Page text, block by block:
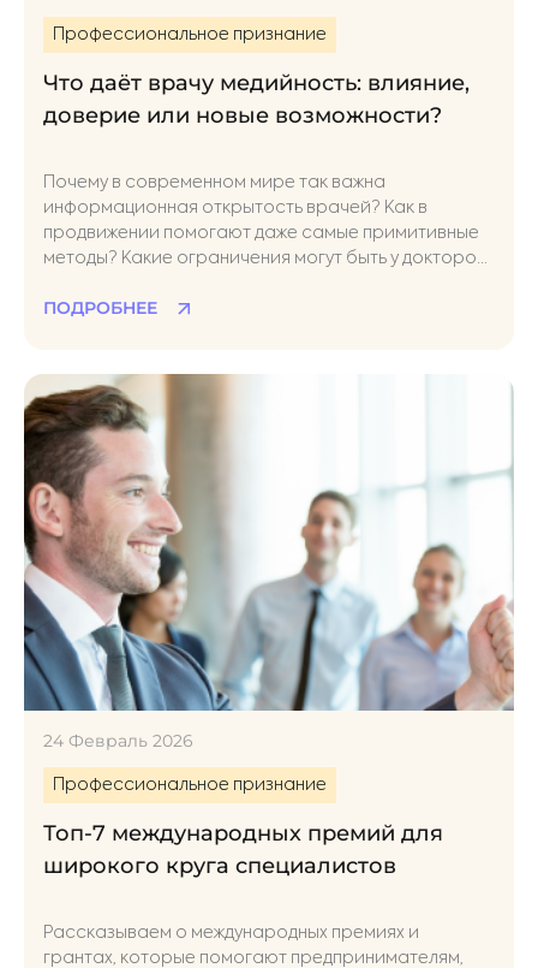
Профессиональное признание
Что даёт врачу медийность: влияние,
доверие или новые возможности?
Почему в современном мире так важна
информационная открытость врачей? Как в
продвижении помогают даже самые примитивные
методы? Какие ограничения могут быть у докторов
вопросы с медицинским маркетологом
ПОДРОБНЕЕ
24 Февраль 2026
Профессиональное признание
Топ-7 международных премий для
широкого круга специалистов
Рассказываем о международных премиях и
грантах, которые помогают предпринимателям,